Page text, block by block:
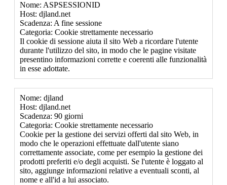
Nome: ASPSESSIONID
Host: djland.net
Scadenza: A fine sessione
Categoria: Cookie strettamente necessario
Il cookie di sessione aiuta il sito Web a ricordare l'utente
durante l'utilizzo del sito, in modo che le pagine visitate
presentino informazioni corrette e coerenti alle funzionalità
in esse adottate.
Nome: djland
Host: djland.net
Scadenza: 90 giorni
Categoria: Cookie strettamente necessario
Cookie per la gestione dei servizi offerti dal sito Web, in
modo che le operazioni effettuate dall'utente siano
correttamente associate, come per esempio la gestione dei
prodotti preferiti e/o degli acquisti. Se l'utente è loggato al
sito, aggiunge informazioni relative a eventuali sconti, al
nome e all'id a lui associato.